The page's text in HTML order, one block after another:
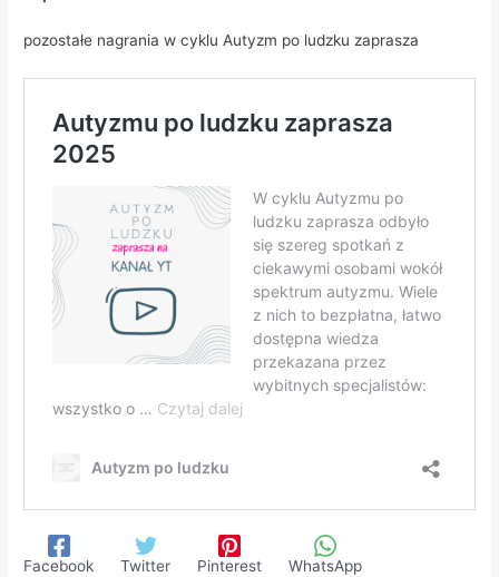
pozostałe nagrania w cyklu Autyzm po ludzku zaprasza
Facebook Twitter Pinterest WhatsApp